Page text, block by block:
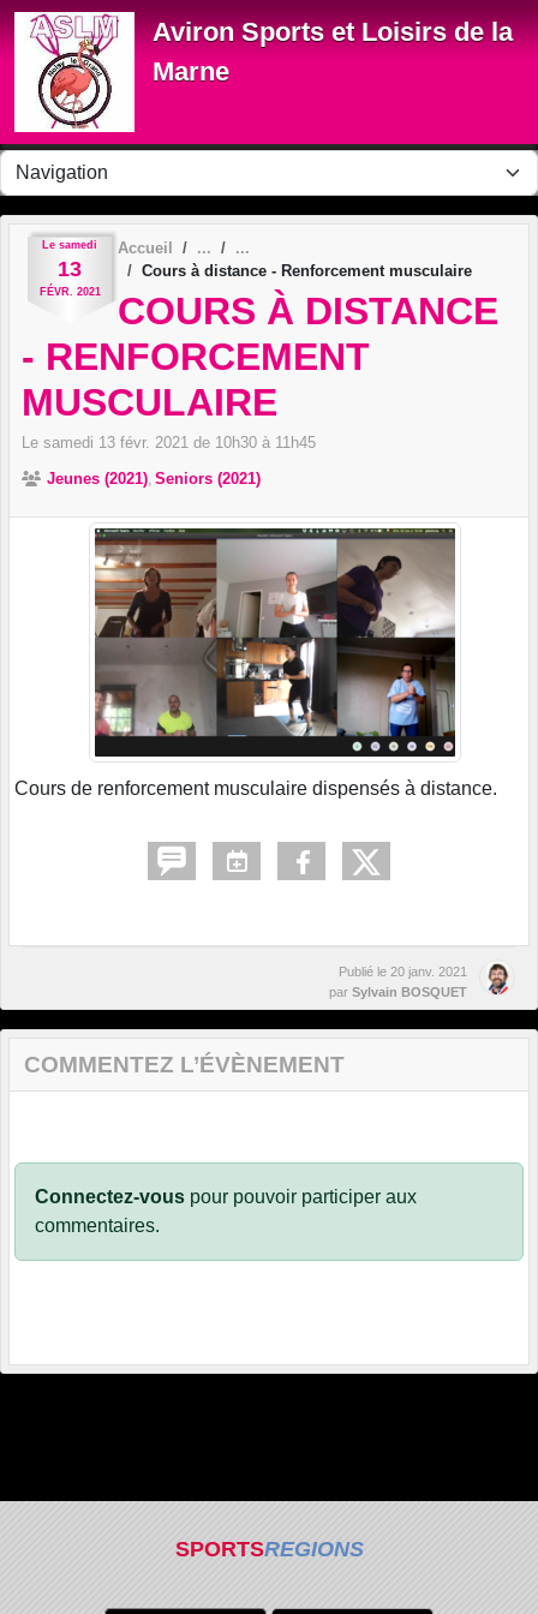
Aviron Sports et Loisirs de la
Marne
Le samedi
13
FÉVR. 2021
Accueil
Cours à distance - Renforcement musculaire
COURS À DISTANCE
- RENFORCEMENT
MUSCULAIRE
Le samedi 13 févr. 2021 de 10h30 à 11h45
Jeunes (2021) Seniors (2021)
Cours de renforcement musculaire dispensés à distance.
Publié le 20 janv. 2021
par Sylvain BOSQUET
COMMENTEZ L’ÉVÈNEMENT
Connectez-vous pour pouvoir participer aux
commentaires.
SPORTSREGIONS
Panneau de gestion des cookies